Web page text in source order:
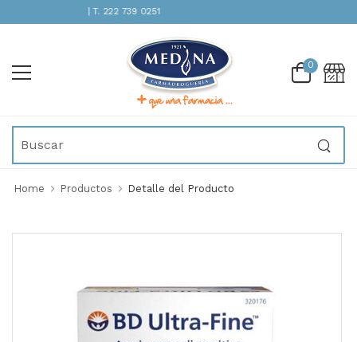
INMEDIATA | T. 222 739 0251
0
Home Productos Detalle del Producto